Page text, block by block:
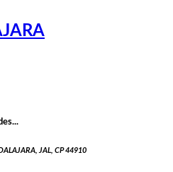
JAL, CP 44910